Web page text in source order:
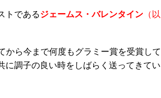
トであるジェームス・バレンタイン （以
ら今まで何度もグラミー賞を受賞して
に調子の良い時をしばらく送ってきてい